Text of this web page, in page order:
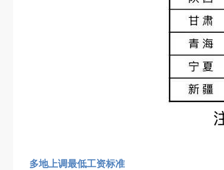
多地上调最低工资标准